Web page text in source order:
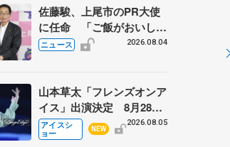
るスケート人生
佐藤駿、上尾市のPR大使
に任命 「ご飯がおいし
く、住みやすいのが魅力」
ニュース 2026.08.04
山本草太「フレンズオンア
イス」出演決定 8月28日
（金）2公演のみ 荒川静
香さんプロデュース、20
アイスシ
ョー
NEW
2026.08.05